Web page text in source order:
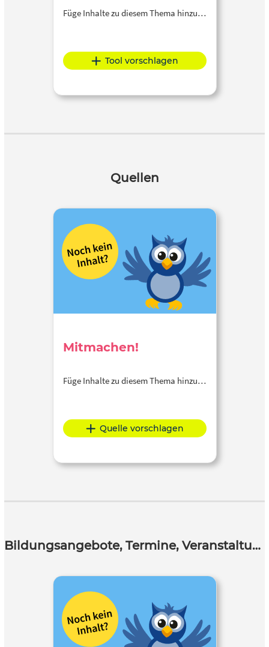
Füge Inhalte zu diesem Thema hinzu…
Tool vorschlagen
Quellen
Mitmachen!
Füge Inhalte zu diesem Thema hinzu…
Quelle vorschlagen
Bildungsangebote, Termine, Veranstaltungen